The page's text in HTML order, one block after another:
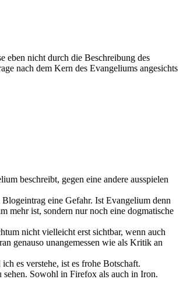
eben nicht durch die Beschreibung des
nach dem Kern des Evangeliums angesichts
beschreibt, gegen eine andere ausspielen
eine Gefahr. Ist Evangelium denn
mehr ist, sondern nur noch eine dogmatische
nicht vielleicht erst sichtbar, wenn auch
genauso unangemessen wie als Kritik an
es verstehe, ist es frohe Botschaft.
Sowohl in Firefox als auch in Iron.